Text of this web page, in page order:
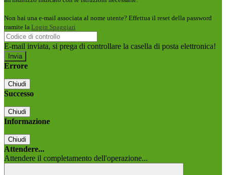
Non hai una e-mail associata al nome utente? Effettua il reset della password
tramite la Login Spaggiari
E-mail inviata, si prega di controllare la casella di posta elettronica!
Errore
Chiudi
Successo
Chiudi
Informazione
Chiudi
Attendere...
Attendere il completamento dell'operazione...